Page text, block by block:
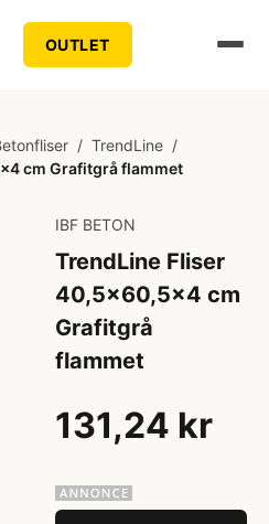
OUTLET
/ TrendLine /
cm Grafitgrå flammet
IBF BETON
TrendLine Fliser
40,5x60,5x4 cm
Grafitgrå
flammet
131,24 kr